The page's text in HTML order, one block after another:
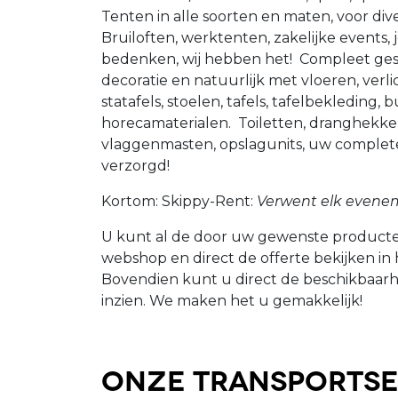
Tenten in alle soorten en maten, voor
Bruiloften, werktenten, zakelijke
bedenken, wij hebben het! Compleet
decoratie en natuurlijk met vloeren,
statafels, stoelen, tafels, tafelbekleding,
horecamaterialen. Toiletten,
vlaggenmasten, opslagunits, uw
verzorgd!
Kortom: Skippy-Rent: Verwent elk
U kunt al de door uw gewenste
webshop en direct de offerte bekijken in
Bovendien kunt u direct de
inzien. We maken het u gemakkelijk!
Onze